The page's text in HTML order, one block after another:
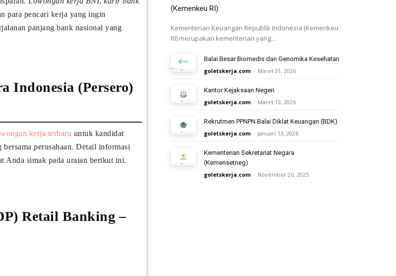
para pencari kerja yang ingin
panjang bank nasional yang
Indonesia (Persero)
kerja terbaru untuk kandidat
perusahaan. Detail informasi
Anda simak pada uraian berikut ini.
Retail Banking –
(Kemenkeu RI)
Kementerian Keuangan Republik Indonesia (Kemenkeu
RI) merupakan kementerian yang...
Balai Besar Biomedis dan Genomika Kesehatan
goletskerja.com - Maret 31, 2026
Kantor Kejaksaan Negeri
goletskerja.com - Maret 13, 2026
Rekrutmen PPNPN Balai Diklat Keuangan (BDK)
goletskerja.com - Januari 13, 2026
Kementerian Sekretariat Negara
(Kemensetneg)
goletskerja.com - November 26, 2025